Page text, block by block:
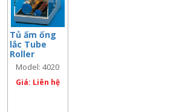
Tủ ấm ống
lắc Tube
Roller
Incubator
Model: 4020
Giá: Liên hệ